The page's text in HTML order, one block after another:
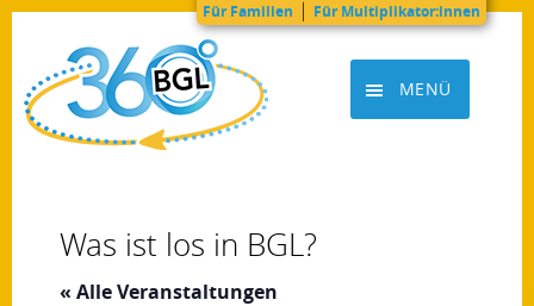
Für Familien | Für Multiplikator:innen
Zum
Inhalt
springen
BGL360grad
MENÜ
Was ist los in BGL?
« Alle Veranstaltungen